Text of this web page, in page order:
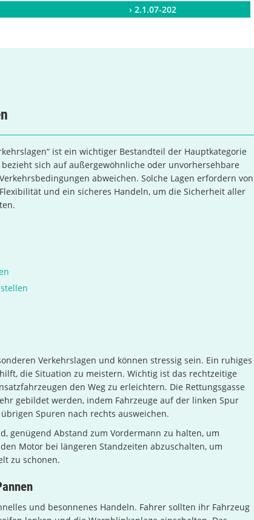
› 2.1.07-202
ist ein wichtiger Bestandteil der Hauptkategorie
bezieht sich auf außergewöhnliche oder unvorhersehbare
abweichen. Solche Lagen erfordern von
und ein sicheres Handeln, um die Sicherheit aller
Verkehrslagen und können stressig sein. Ein ruhiges
die Situation zu meistern. Wichtig ist das rechtzeitige
den Weg zu erleichtern. Die Rettungsgasse
gebildet werden, indem Fahrzeuge auf der linken Spur
Spuren nach rechts ausweichen.
genügend Abstand zum Vordermann zu halten, um
Motor bei längeren Standzeiten abzuschalten, um
zu schonen.
und besonnenes Handeln. Fahrer sollten ihr Fahrzeug